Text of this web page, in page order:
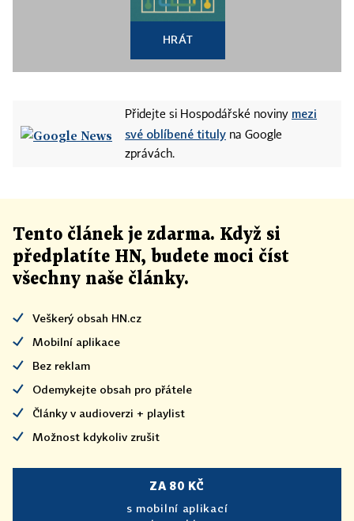
HRÁT
Přidejte si Hospodářské noviny mezi
své oblíbené tituly na Google
zprávách.
Tento článek je zdarma. Když si
předplatíte HN, budete moci číst
všechny naše články.
Veškerý obsah HN.cz
Mobilní aplikace
Bez reklam
Odemykejte obsah pro přátele
Články v audioverzi + playlist
Možnost kdykoliv zrušit
ZA 80 KČ
s mobilní aplikací